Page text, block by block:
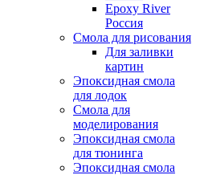
Epoxy River
Россия
Смола для рисования
Для заливки
картин
Эпоксидная смола
для лодок
Смола для
моделирования
Эпоксидная смола
для тюнинга
Эпоксидная смола